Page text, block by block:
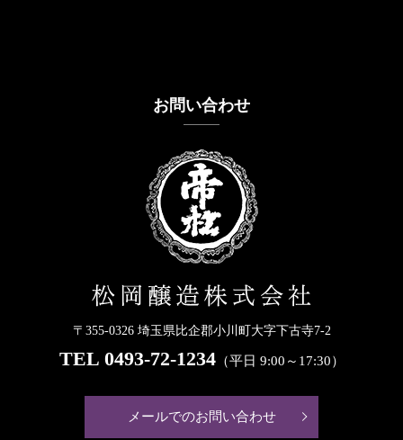
お問い合わせ
〒355-0326 埼玉県比企郡小川町大字下古寺7-2
TEL 0493-72-1234（平日 9:00～17:30）
メールでのお問い合わせ